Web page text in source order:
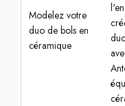
Modelez votre
duo de bols en
céramique